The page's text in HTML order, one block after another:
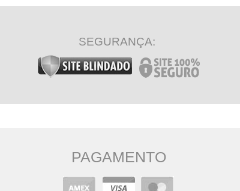
SEGURANÇA:
PAGAMENTO